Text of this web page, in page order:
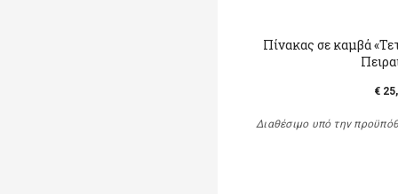
Πίνακας σε καμβά
€
Διαθέσιμο υπό την